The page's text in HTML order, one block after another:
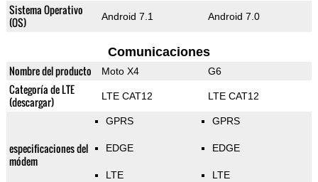
Sistema Operativo
(OS)
Android 7.1 Android 7.0
Comunicaciones
Nombre del producto Moto X4 G6
Categoría de LTE
(descargar)
LTE CAT12 LTE CAT12
especificaciones del
módem
GPRS
EDGE
LTE
GPRS
EDGE
LTE